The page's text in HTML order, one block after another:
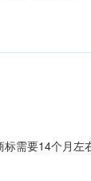
需要14个月